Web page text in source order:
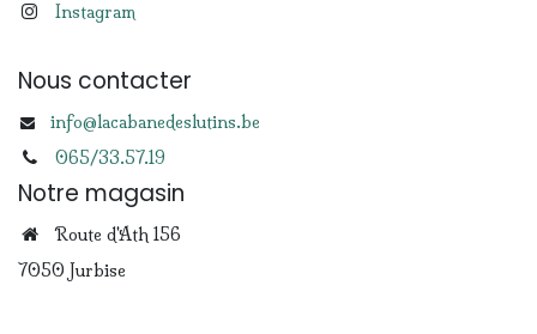
Instagram
Nous contacter
info@lacabanedeslutins.be
065/33.57.19
Notre magasin
Route d'Ath 156
7050 Jurbise